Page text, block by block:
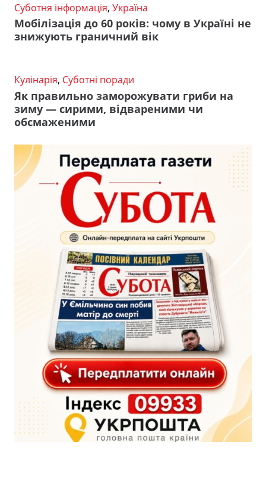
Суботня інформація, Україна
Мобілізація до 60 років: чому в Україні не
знижують граничний вік
Кулінарія, Суботні поради
Як правильно заморожувати гриби на
зиму — сирими, відвареними чи
обсмаженими